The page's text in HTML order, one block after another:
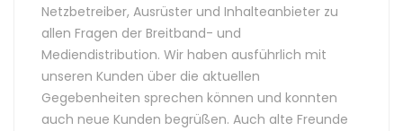
Netzbetreiber, Ausrüster und Inhalteanbieter zu
allen Fragen der Breitband- und
Mediendistribution. Wir haben ausführlich mit
unseren Kunden über die aktuellen
Gegebenheiten sprechen können und konnten
auch neue Kunden begrüßen. Auch alte Freunde